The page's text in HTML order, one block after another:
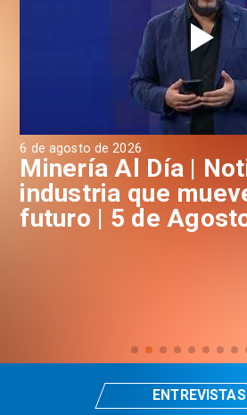
6 de agosto de 2026
Minería Al Día |
industria que
futuro | 5 de
ENTREVISTAS